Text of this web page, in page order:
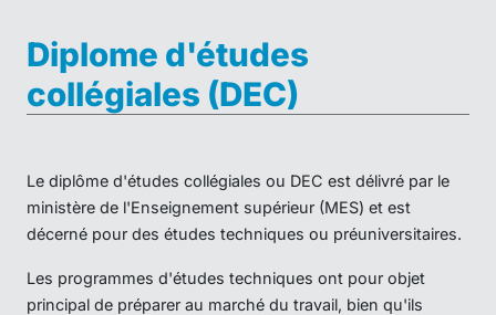
Diplome d'études
collégiales (DEC)
Le diplôme d'études collégiales ou DEC est délivré par le
ministère de l'Enseignement supérieur (MES) et est
décerné pour des études techniques ou préuniversitaires.
Les programmes d'études techniques ont pour objet
principal de préparer au marché du travail, bien qu'ils